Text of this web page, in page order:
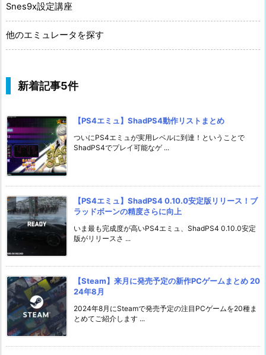
Snes9x設定講座
他のエミュレータを探す
新着記事5件
【PS4エミュ】ShadPS4動作リストまとめ
ついにPS4エミュが実用レベルに到達！ということで
ShadPS4でプレイ可能なゲ ...
【PS4エミュ】ShadPS4 0.10.0安定版リリース！ブ
ラッドボーンの精度さらに向上
いま最も完成度が高いPS4エミュ、ShadPS4 0.10.0安定
版がリリースさ ...
【Steam】来月に発売予定の新作PCゲームまとめ 20
24年8月
2024年8月にSteamで発売予定の注目PCゲームを20種ま
とめてご紹介します ...